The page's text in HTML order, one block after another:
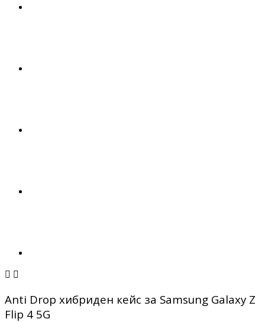
 
Anti Drop хибриден кейс за Samsung Galaxy Z
Flip 4 5G